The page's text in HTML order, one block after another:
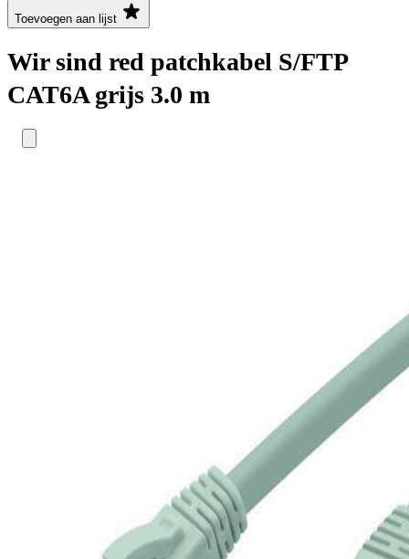
Toevoegen aan lijst
Wir sind red patchkabel S/FTP
CAT6A grijs 3.0 m